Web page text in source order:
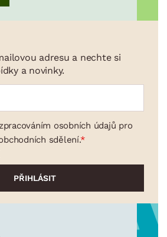
adresu a nechte si
a novinky.
osobních údajů pro
sdělení.